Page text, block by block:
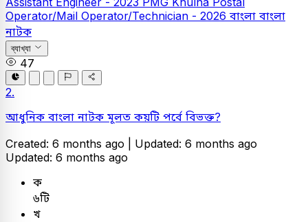
Operator/Mail Operator/Technician - 2026 বাংলা বাংলা
নাটক
ব্যাখ্যা
47
2.
আধুনিক বাংলা নাটক মূলত কয়টি পর্বে বিভক্ত?
Created: 6 months ago | Updated: 6 months ago
Updated: 6 months ago
ক
৬টি
খ